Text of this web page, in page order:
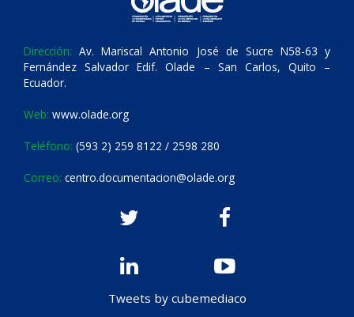
Dirección: Av. Mariscal Antonio José de Sucre N58-63 y
Fernández Salvador Edif. Olade – San Carlos, Quito –
Ecuador.
Web: www.olade.org
Teléfono: (593 2) 259 8122 / 2598 280
Correo: centro.documentacion@olade.org
Tweets by cubemediaco